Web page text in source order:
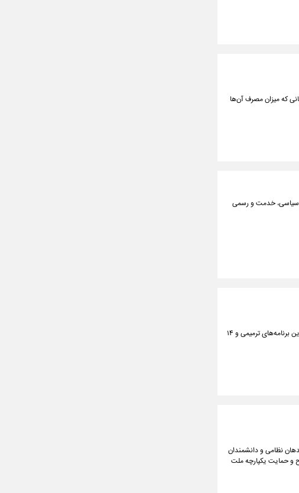
که میزان مصرف آن‌ها
سیاسی، خدمت و رسمی
وزیر میراث‌ فرهنگی، گردشگری و صنایع دستی در نشست مشترک مسئولان اقتصادی دولت، از تدوین برنامه‌های ترمیمی و ۱۴
نظامی و دانشمندان
و حمایت یکپارچه ملت